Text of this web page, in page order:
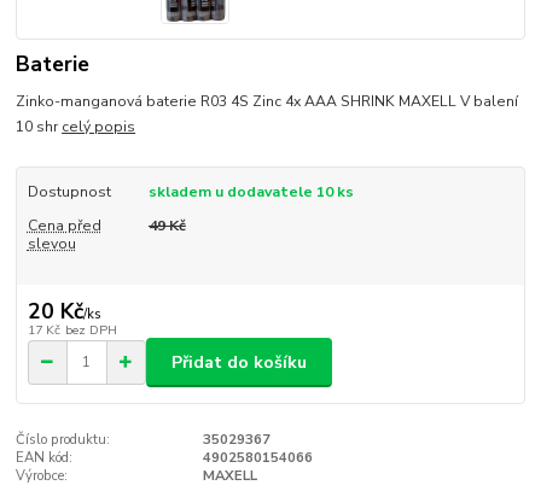
Baterie
Zinko-manganová baterie R03 4S Zinc 4x AAA SHRINK MAXELL V balení
10 shrcelý popis
Dostupnost
skladem u dodavatele 10 ks
Cena před
slevou
49 Kč
20 Kč/ks
17 Kč bez DPH
Přidat do košíku
Číslo produktu:
35029367
EAN kód:
4902580154066
Výrobce:
MAXELL